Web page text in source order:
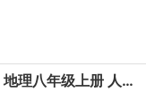
2025秋《53初中同步》地理八年级上册 人教版 PDF电子版下载